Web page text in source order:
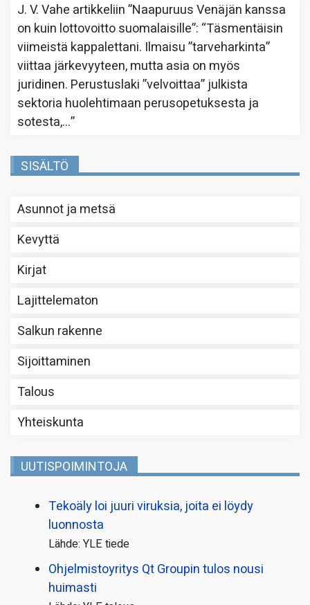
J. V. Vahe artikkeliin”Naapuruus Venäjän kanssa
on kuin lottovoitto suomalaisille”: “Täsmentäisin
viimeistä kappalettani. Ilmaisu ”tarveharkinta”
viittaa järkevyyteen, mutta asia on myös
juridinen. Perustuslaki ”velvoittaa” julkista
sektoria huolehtimaan perusopetuksesta ja
sotesta,…”
SISÄLTÖ
Asunnot ja metsä
Kevyttä
Kirjat
Lajittelematon
Salkun rakenne
Sijoittaminen
Talous
Yhteiskunta
UUTISPOIMINTOJA
Tekoäly loi juuri viruksia, joita ei löydy
luonnosta
Lähde: YLE tiede
Ohjelmistoyritys Qt Groupin tulos nousi
huimasti